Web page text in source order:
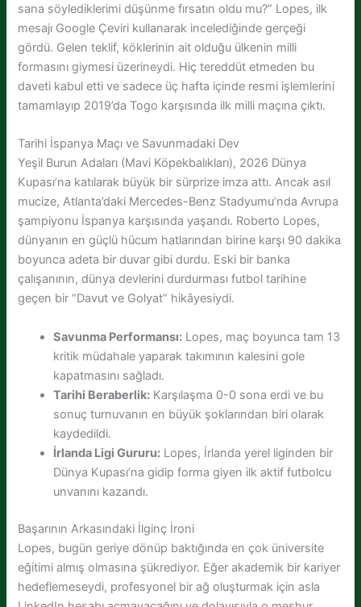
sana söylediklerimi düşünme fırsatın oldu mu?” Lopes, ilk
mesajı Google Çeviri kullanarak incelediğinde gerçeği
gördü. Gelen teklif, köklerinin ait olduğu ülkenin milli
formasını giymesi üzerineydi. Hiç tereddüt etmeden bu
daveti kabul etti ve sadece üç hafta içinde resmi işlemlerini
tamamlayıp 2019’da Togo karşısında ilk milli maçına çıktı.
Tarihi İspanya Maçı ve Savunmadaki Dev
Yeşil Burun Adaları (Mavi Köpekbalıkları), 2026 Dünya
Kupası’na katılarak büyük bir sürprize imza attı. Ancak asıl
mucize, Atlanta’daki Mercedes-Benz Stadyumu’nda Avrupa
şampiyonu İspanya karşısında yaşandı. Roberto Lopes,
dünyanın en güçlü hücum hatlarından birine karşı 90 dakika
boyunca adeta bir duvar gibi durdu. Eski bir banka
çalışanının, dünya devlerini durdurması futbol tarihine
geçen bir “Davut ve Golyat” hikâyesiydi.
Savunma Performansı: Lopes, maç boyunca tam 13
kritik müdahale yaparak takımının kalesini gole
kapatmasını sağladı.
Tarihi Beraberlik: Karşılaşma 0-0 sona erdi ve bu
sonuç turnuvanın en büyük şoklarından biri olarak
kaydedildi.
İrlanda Ligi Gururu: Lopes, İrlanda yerel liginden bir
Dünya Kupası’na gidip forma giyen ilk aktif futbolcu
unvanını kazandı.
Başarının Arkasındaki İlginç İroni
Lopes, bugün geriye dönüp baktığında en çok üniversite
eğitimi almış olmasına şükrediyor. Eğer akademik bir kariyer
hedeflemeseydi, profesyonel bir ağ oluşturmak için asla